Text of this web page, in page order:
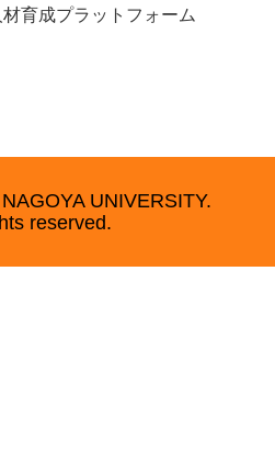
育成プラットフォーム
UNIVERSITY.
reserved.